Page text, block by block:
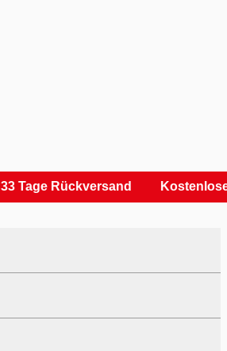
33 Tage Rückversand